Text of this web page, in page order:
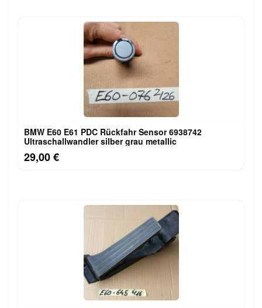
BMW E60 E61 PDC Rückfahr Sensor 6938742
Ultraschallwandler silber grau metallic
29,00 €